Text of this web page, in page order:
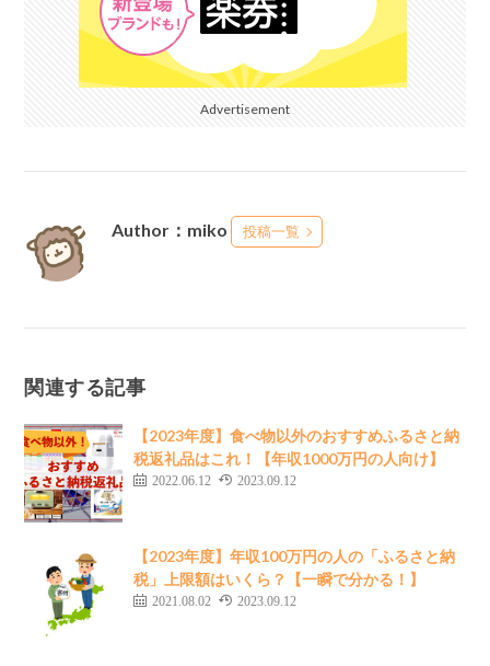
Advertisement
Author：miko 投稿一覧
関連する記事
【2023年度】食べ物以外のおすすめふるさと納
税返礼品はこれ！【年収1000万円の人向け】
2022.06.12 2023.09.12
【2023年度】年収100万円の人の「ふるさと納
税」上限額はいくら？【一瞬で分かる！】
2021.08.02 2023.09.12